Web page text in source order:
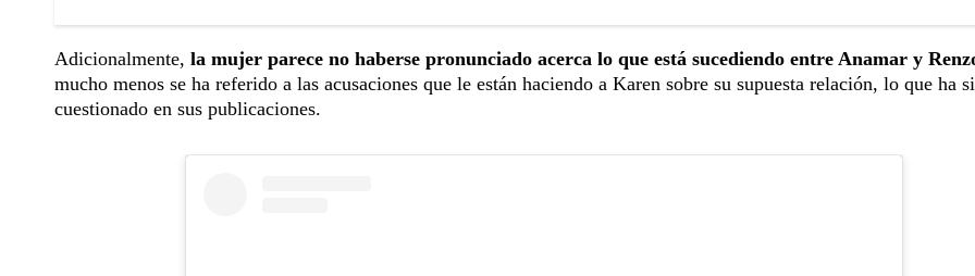
Adicionalmente, la mujer parece no haberse pronunciado acerca lo que está sucediendo entre Anamar y
mucho menos se ha referido a las acusaciones que le están haciendo a Karen sobre su supuesta relación, lo que ha
cuestionado en sus publicaciones.